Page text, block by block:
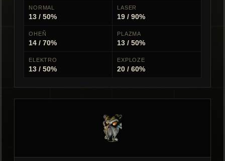
NORMAL
13 / 50%
LASER
19 / 90%
OHEŇ
14 / 70%
PLAZMA
13 / 50%
ELEKTRO
13 / 50%
EXPLOZE
20 / 60%